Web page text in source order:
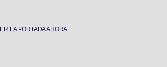
LA PORTADA AHORA